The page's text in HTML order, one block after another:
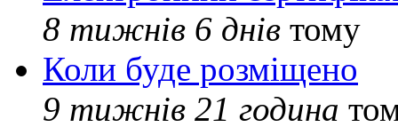
8 тижнів 6 днів тому
Коли буде розміщено
9 тижнів 21 година